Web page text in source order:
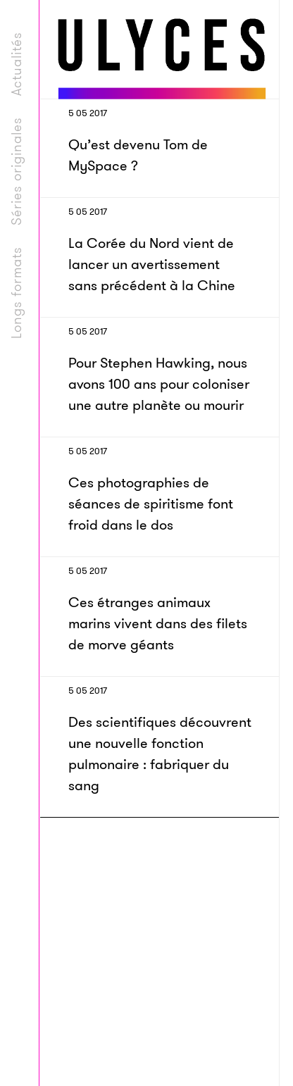
Longs formats
Séries originales
Actualités
5 05 2017
Qu’est devenu Tom de
MySpace ?
5 05 2017
La Corée du Nord vient de
lancer un avertissement
sans précédent à la Chine
5 05 2017
Pour Stephen Hawking, nous
avons 100 ans pour coloniser
une autre planète ou mourir
5 05 2017
Ces photographies de
séances de spiritisme font
froid dans le dos
5 05 2017
Ces étranges animaux
marins vivent dans des filets
de morve géants
5 05 2017
Des scientifiques découvrent
une nouvelle fonction
pulmonaire : fabriquer du
sang